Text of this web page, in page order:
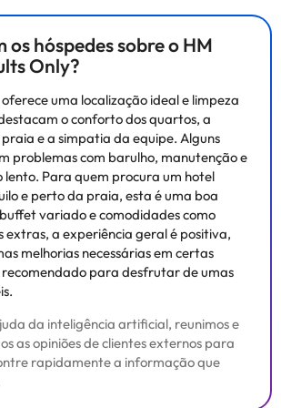
os hóspedes sobre o HM
Only?
uma localização ideal e limpeza
o conforto dos quartos, a
e a simpatia da equipe. Alguns
problemas com barulho, manutenção e
lento. Para quem procura um hotel
e perto da praia, esta é uma boa
variado e comodidades como
extras, a experiência geral é positiva,
melhorias necessárias em certas
para desfrutar de umas
da inteligência artificial, reunimos e
as opiniões de clientes externos para
rapidamente a informação que